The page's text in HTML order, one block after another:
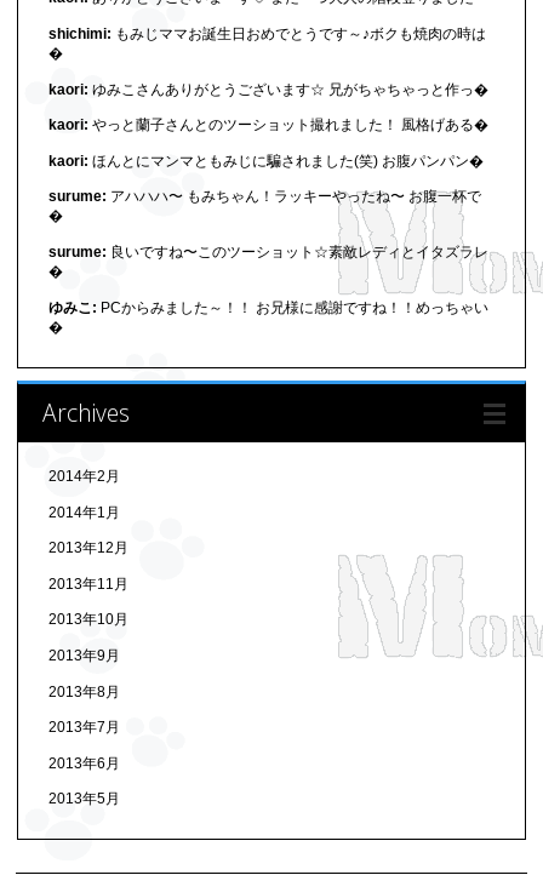
shichimi: もみじママお誕生日おめでとうです～♪ボクも焼肉の時は
�
kaori: ゆみこさんありがとうございます☆ 兄がちゃちゃっと作っ�
kaori: やっと蘭子さんとのツーショット撮れました！ 風格げある�
kaori: ほんとにマンマともみじに騙されました(笑) お腹パンパン�
surume: アハハハ〜 もみちゃん！ラッキーやったね〜 お腹一杯で
�
surume: 良いですね〜このツーショット☆素敵レディとイタズラレ
�
ゆみこ: PCからみました～！！ お兄様に感謝ですね！！めっちゃい
�
Archives
2014年2月
2014年1月
2013年12月
2013年11月
2013年10月
2013年9月
2013年8月
2013年7月
2013年6月
2013年5月